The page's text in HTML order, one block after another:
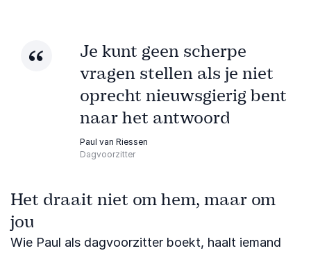
Je kunt geen scherpe
vragen stellen als je niet
oprecht nieuwsgierig bent
naar het antwoord
Paul van Riessen
Dagvoorzitter
Het draait niet om hem, maar om
jou
Wie Paul als dagvoorzitter boekt, haalt iemand